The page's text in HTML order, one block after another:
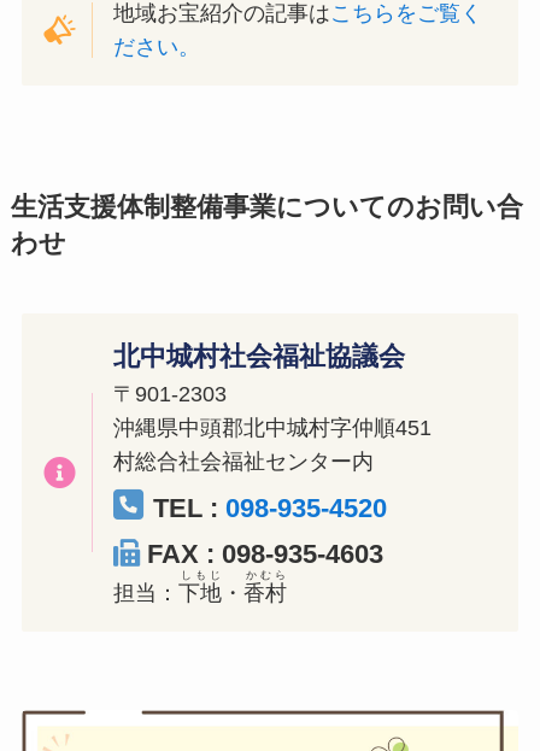
地域お宝紹介の記事はこちらをご覧く
ださい。
生活支援体制整備事業についてのお問い合
わせ
北中城村社会福祉協議会
〒901-2303
沖縄県中頭郡北中城村字仲順451
村総合社会福祉センター内
TEL :098-935-4520
FAX : 098-935-4603
担当：下地
しもじ
・香村
かむら